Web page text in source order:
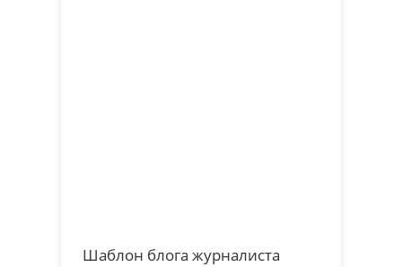
Шаблон блога журналиста